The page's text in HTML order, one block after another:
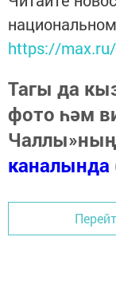
https://
Тагы да
фото һәм
Чаллы»ның
каналында